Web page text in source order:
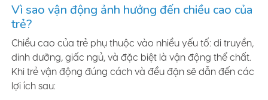
Vì sao vận động ảnh hưởng đến chiều cao của
trẻ?
Chiều cao của trẻ phụ thuộc vào nhiều yếu tố: di truyền,
dinh dưỡng, giấc ngủ, và đặc biệt là vận động thể chất.
Khi trẻ vận động đúng cách và đều đặn sẽ dẫn đến các
lợi ích sau: